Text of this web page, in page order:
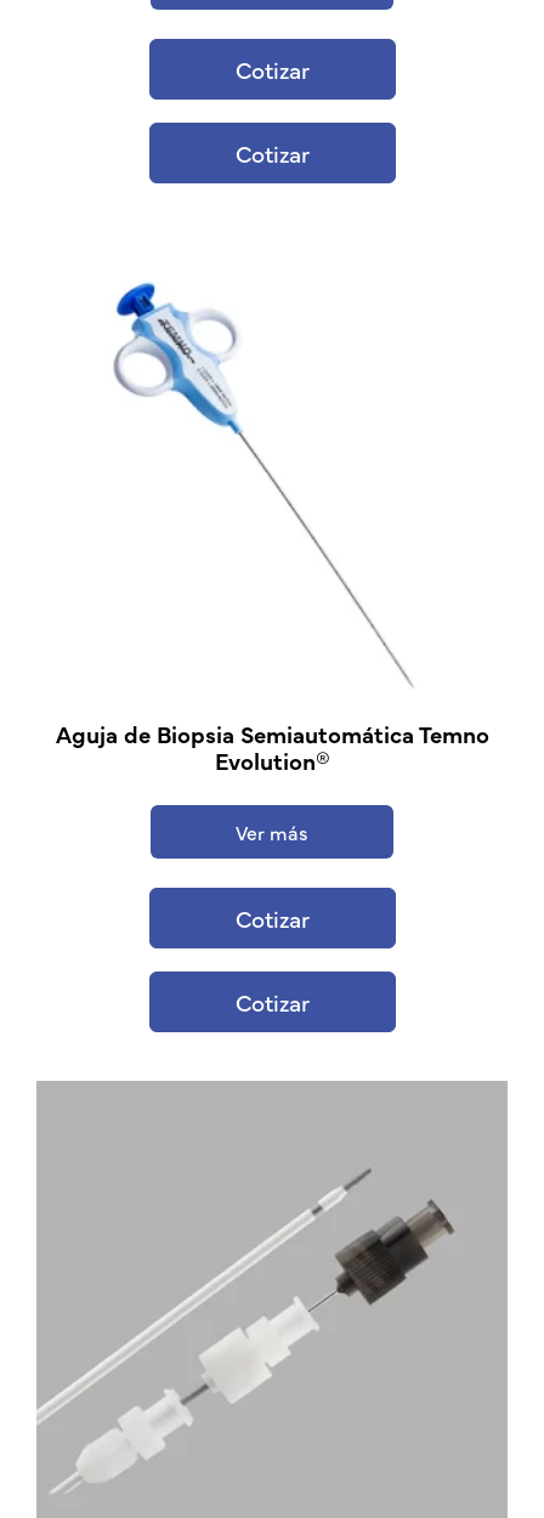
Cotizar
Cotizar
Aguja de Biopsia Semiautomática Temno
Evolution®
Ver más
Cotizar
Cotizar